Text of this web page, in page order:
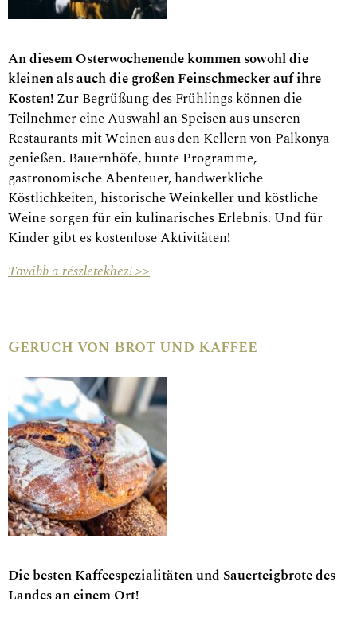
An diesem Osterwochenende kommen sowohl die
kleinen als auch die großen Feinschmecker auf ihre
Kosten!Zur Begrüßung des Frühlings können die
Teilnehmer eine Auswahl an Speisen aus unseren
Restaurants mit Weinen aus den Kellern von Palkonya
genießen. Bauernhöfe, bunte Programme,
gastronomische Abenteuer, handwerkliche
Köstlichkeiten, historische Weinkeller und köstliche
Weine sorgen für ein kulinarisches Erlebnis. Und für
Kinder gibt es kostenlose Aktivitäten!
Tovább a részletekhez! >>
Geruch von Brot und Kaffee
Die besten Kaffeespezialitäten und Sauerteigbrote des
Landes an einem Ort!